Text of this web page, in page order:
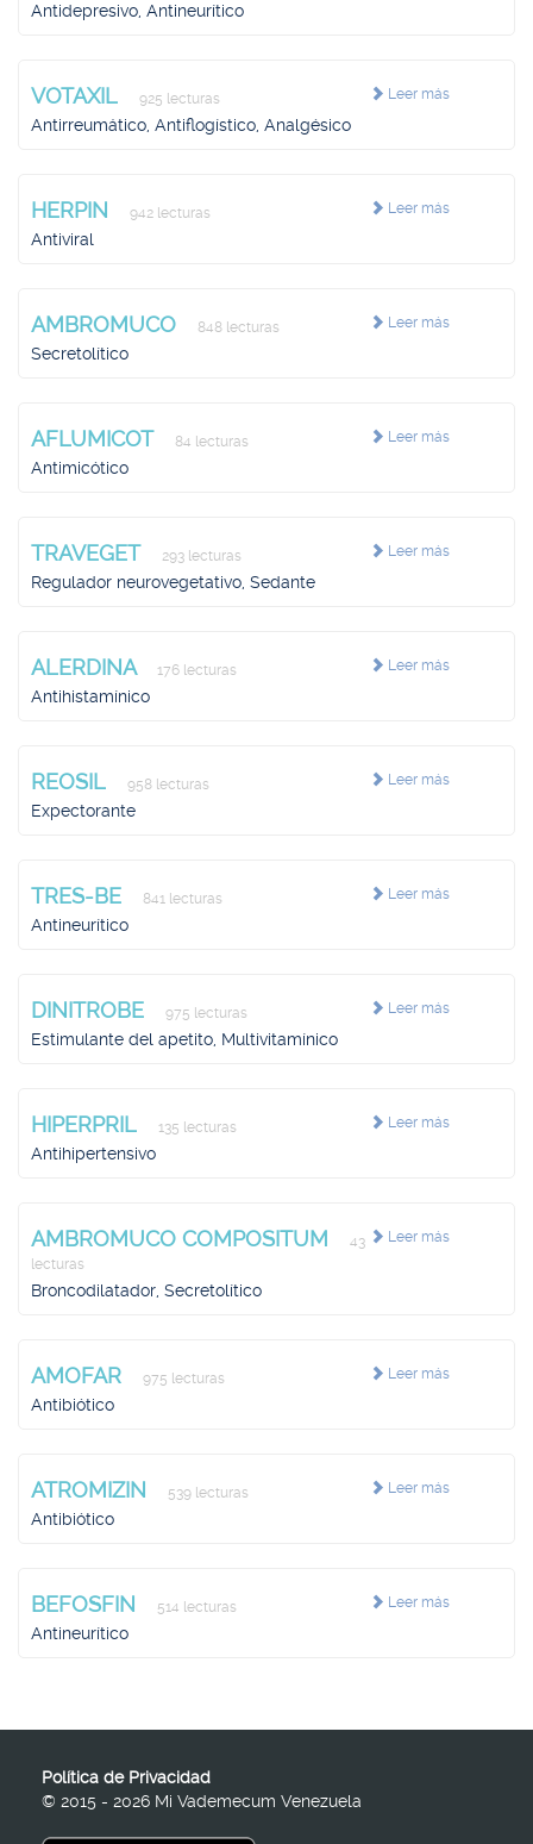
Antidepresivo, Antineurítico
Leer más
VOTAXIL 925 lecturas
Antirreumático, Antiflogístico, Analgésico
Leer más
HERPIN 942 lecturas
Antiviral
Leer más
AMBROMUCO 848 lecturas
Secretolítico
Leer más
AFLUMICOT 84 lecturas
Antimicótico
Leer más
TRAVEGET 293 lecturas
Regulador neurovegetativo, Sedante
Leer más
ALERDINA 176 lecturas
Antihistamínico
Leer más
REOSIL 958 lecturas
Expectorante
Leer más
TRES-BE 841 lecturas
Antineurítico
Leer más
DINITROBE 975 lecturas
Estimulante del apetito, Multivitamínico
Leer más
HIPERPRIL 135 lecturas
Antihipertensivo
Leer más
AMBROMUCO COMPOSITUM
43
lecturas
Broncodilatador, Secretolítico
Leer más
AMOFAR 975 lecturas
Antibiótico
Leer más
ATROMIZIN 539 lecturas
Antibiótico
Leer más
BEFOSFIN 514 lecturas
Antineurítico
Política de Privacidad
© 2015 - 2026 Mi Vademecum Venezuela